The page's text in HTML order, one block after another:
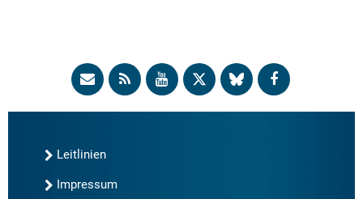
Leitlinien
Impressum